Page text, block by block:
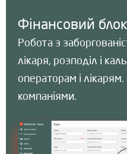
Фінансовий блок
Робота з
лікаря, розподіл і
операторам і
компаніями.